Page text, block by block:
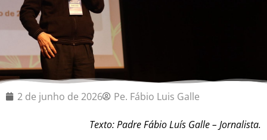
2 de junho de 2026 Pe. Fábio Luis Galle
Texto: Padre Fábio Luís Galle – Jornalista.